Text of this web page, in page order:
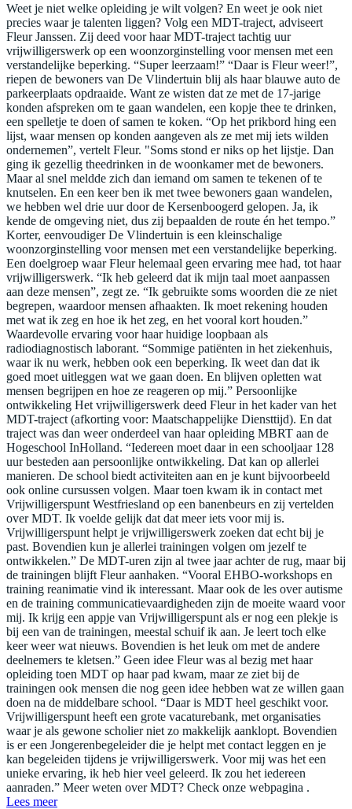
Weet je niet welke opleiding je wilt volgen? En weet je ook niet
precies waar je talenten liggen? Volg een MDT-traject, adviseert
Fleur Janssen. Zij deed voor haar MDT-traject tachtig uur
vrijwilligerswerk op een woonzorginstelling voor mensen met een
verstandelijke beperking. “Super leerzaam!” “Daar is Fleur weer!”,
riepen de bewoners van De Vlindertuin blij als haar blauwe auto de
parkeerplaats opdraaide. Want ze wisten dat ze met de 17-jarige
konden afspreken om te gaan wandelen, een kopje thee te drinken,
een spelletje te doen of samen te koken. “Op het prikbord hing een
lijst, waar mensen op konden aangeven als ze met mij iets wilden
ondernemen”, vertelt Fleur. "Soms stond er niks op het lijstje. Dan
ging ik gezellig theedrinken in de woonkamer met de bewoners.
Maar al snel meldde zich dan iemand om samen te tekenen of te
knutselen. En een keer ben ik met twee bewoners gaan wandelen,
we hebben wel drie uur door de Kersenboogerd gelopen. Ja, ik
kende de omgeving niet, dus zij bepaalden de route én het tempo.”
Korter, eenvoudiger De Vlindertuin is een kleinschalige
woonzorginstelling voor mensen met een verstandelijke beperking.
Een doelgroep waar Fleur helemaal geen ervaring mee had, tot haar
vrijwilligerswerk. “Ik heb geleerd dat ik mijn taal moet aanpassen
aan deze mensen”, zegt ze. “Ik gebruikte soms woorden die ze niet
begrepen, waardoor mensen afhaakten. Ik moet rekening houden
met wat ik zeg en hoe ik het zeg, en het vooral kort houden.”
Waardevolle ervaring voor haar huidige loopbaan als
radiodiagnostisch laborant. “Sommige patiënten in het ziekenhuis,
waar ik nu werk, hebben ook een beperking. Ik weet dan dat ik
goed moet uitleggen wat we gaan doen. En blijven opletten wat
mensen begrijpen en hoe ze reageren op mij.” Persoonlijke
ontwikkeling Het vrijwilligerswerk deed Fleur in het kader van het
MDT-traject (afkorting voor: Maatschappelijke Diensttijd). En dat
traject was dan weer onderdeel van haar opleiding MBRT aan de
Hogeschool InHolland. “Iedereen moet daar in een schooljaar 128
uur besteden aan persoonlijke ontwikkeling. Dat kan op allerlei
manieren. De school biedt activiteiten aan en je kunt bijvoorbeeld
ook online cursussen volgen. Maar toen kwam ik in contact met
Vrijwilligerspunt Westfriesland op een banenbeurs en zij vertelden
over MDT. Ik voelde gelijk dat dat meer iets voor mij is.
Vrijwilligerspunt helpt je vrijwilligerswerk zoeken dat echt bij je
past. Bovendien kun je allerlei trainingen volgen om jezelf te
ontwikkelen.” De MDT-uren zijn al twee jaar achter de rug, maar bij
de trainingen blijft Fleur aanhaken. “Vooral EHBO-workshops en
training reanimatie vind ik interessant. Maar ook de les over autisme
en de training communicatievaardigheden zijn de moeite waard voor
mij. Ik krijg een appje van Vrijwilligerspunt als er nog een plekje is
bij een van de trainingen, meestal schuif ik aan. Je leert toch elke
keer weer wat nieuws. Bovendien is het leuk om met de andere
deelnemers te kletsen.” Geen idee Fleur was al bezig met haar
opleiding toen MDT op haar pad kwam, maar ze ziet bij de
trainingen ook mensen die nog geen idee hebben wat ze willen gaan
doen na de middelbare school. “Daar is MDT heel geschikt voor.
Vrijwilligerspunt heeft een grote vacaturebank, met organisaties
waar je als gewone scholier niet zo makkelijk aanklopt. Bovendien
is er een Jongerenbegeleider die je helpt met contact leggen en je
kan begeleiden tijdens je vrijwilligerswerk. Voor mij was het een
unieke ervaring, ik heb hier veel geleerd. Ik zou het iedereen
aanraden.” Meer weten over MDT? Check onze webpagina .
Lees meer